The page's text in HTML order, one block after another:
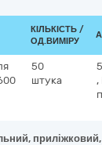
КІЛЬКІСТЬ /
ОД.ВИМІРУ
50
штука
,